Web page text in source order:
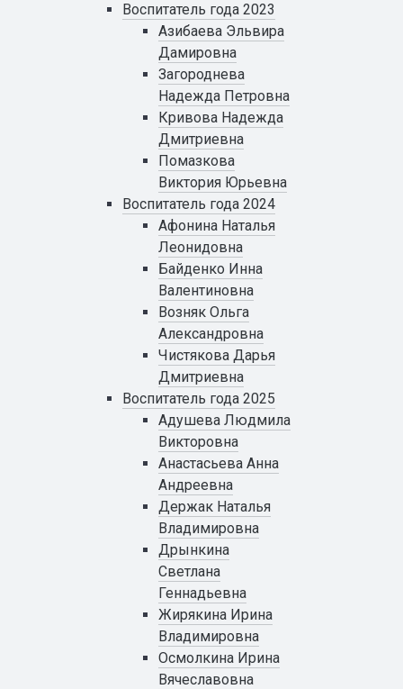
Воспитатель года 2023
Азибаева Эльвира
Дамировна
Загороднева
Надежда Петровна
Кривова Надежда
Дмитриевна
Помазкова
Виктория Юрьевна
Воспитатель года 2024
Афонина Наталья
Леонидовна
Байденко Инна
Валентиновна
Возняк Ольга
Александровна
Чистякова Дарья
Дмитриевна
Воспитатель года 2025
Адушева Людмила
Викторовна
Анастасьева Анна
Андреевна
Держак Наталья
Владимировна
Дрынкина
Светлана
Геннадьевна
Жирякина Ирина
Владимировна
Осмолкина Ирина
Вячеславовна